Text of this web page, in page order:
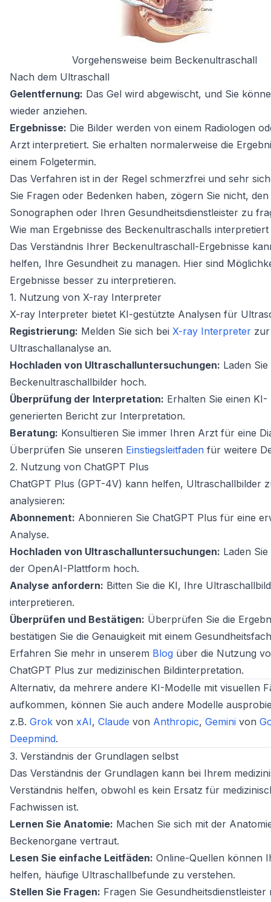
Vorgehensweise beim Beckenultraschall
Nach dem Ultraschall
Gelentfernung: Das Gel wird abgewischt, und Sie
wieder anziehen.
Ergebnisse: Die Bilder werden von einem Radiologen
Arzt interpretiert. Sie erhalten normalerweise die
einem Folgetermin.
Das Verfahren ist in der Regel schmerzfrei und sehr
Sie Fragen oder Bedenken haben, zögern Sie nicht, den
Sonographen oder Ihren Gesundheitsdienstleister zu
Wie man Ergebnisse des Beckenultraschalls interpretiert
Das Verständnis Ihrer Beckenultraschall-Ergebnisse
helfen, Ihre Gesundheit zu managen. Hier sind
Ergebnisse besser zu interpretieren.
1. Nutzung von X-ray Interpreter
X-ray Interpreter bietet KI-gestützte Analysen für
Registrierung: Melden Sie sich bei X-ray Interpreter zur
Ultraschallanalyse an.
Hochladen von Ultraschalluntersuchungen: Laden
Beckenultraschallbilder hoch.
Überprüfung der Interpretation: Erhalten Sie einen KI-
generierten Bericht zur Interpretation.
Beratung: Konsultieren Sie immer Ihren Arzt für eine
Überprüfen Sie unseren Einstiegsleitfaden für weitere
2. Nutzung von ChatGPT Plus
ChatGPT Plus (GPT-4V) kann helfen, Ultraschallbilder
analysieren:
Abonnement: Abonnieren Sie ChatGPT Plus für eine
Analyse.
Hochladen von Ultraschalluntersuchungen: Laden
der OpenAI-Plattform hoch.
Analyse anfordern: Bitten Sie die KI, Ihre
interpretieren.
Überprüfen und Bestätigen: Überprüfen Sie die
bestätigen Sie die Genauigkeit mit einem
Erfahren Sie mehr in unserem Blog über die Nutzung
ChatGPT Plus zur medizinischen Bildinterpretation.
Alternativ, da mehrere andere KI-Modelle mit visuellen
aufkommen, können Sie auch andere Modelle
z.B. Grok von xAI, Claude von Anthropic, Gemini von
Deepmind.
3. Verständnis der Grundlagen selbst
Das Verständnis der Grundlagen kann bei Ihrem
Verständnis helfen, obwohl es kein Ersatz für
Fachwissen ist.
Lernen Sie Anatomie: Machen Sie sich mit der
Beckenorgane vertraut.
Lesen Sie einfache Leitfäden: Online-Quellen können
helfen, häufige Ultraschallbefunde zu verstehen.
Stellen Sie Fragen: Fragen Sie Gesundheitsdienstleister